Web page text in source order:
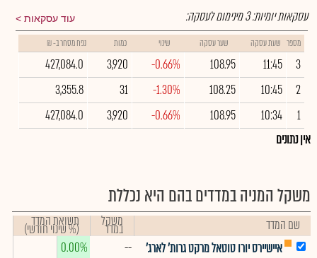
עוד עסקאות עסקאות יומיות:3מינימום לעסקה:
מספר שעת עסקה שער עסקה שינוי כמות נפח מסחר ב- ₪
3
11:45
108.95
-0.66%
3,920
427,084.0
2
10:45
108.25
-1.30%
31
3,355.8
1
10:34
108.95
-0.66%
3,920
427,084.0
אין נתונים
משקל המניה במדדים בהם היא נכללת
שם המדד משקל
במדד תשואת המדד
(% שינוי חודשי)
איישיירס יורו טוטאל מרקט גרות' לארג'
--
0.00%